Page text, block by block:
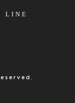
LINE
Reserved.